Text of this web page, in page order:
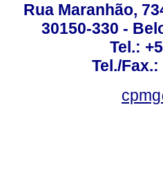
Rua Maranhão,
30150-330 -
Tel.:
Tel./Fax.: